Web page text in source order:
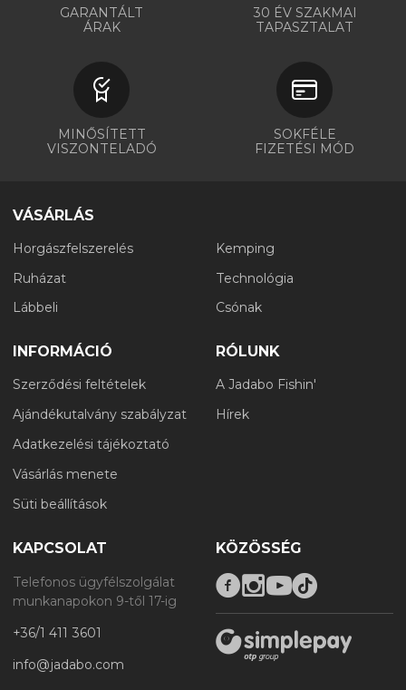
GARANTÁLT
ÁRAK
30 ÉV SZAKMAI
TAPASZTALAT
MINŐSÍTETT
VISZONTELADÓ
SOKFÉLE
FIZETÉSI MÓD
VÁSÁRLÁS
Horgászfelszerelés
Ruházat
Lábbeli
Kemping
Technológia
Csónak
INFORMÁCIÓ
Szerződési feltételek
Ajándékutalvány szabályzat
Adatkezelési tájékoztató
Vásárlás menete
Süti beállítások
RÓLUNK
A Jadabo Fishin'
Hírek
KAPCSOLAT
Telefonos ügyfélszolgálat
munkanapokon 9-től 17-ig
+36/1 411 3601
info@jadabo.com
KÖZÖSSÉG